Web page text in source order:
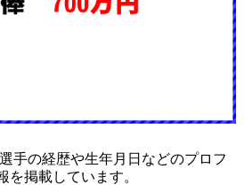
手の経歴や生年月日などのプロフ
を掲載しています。